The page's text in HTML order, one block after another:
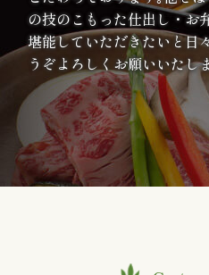
類
か
ら
選
ぶ
の技のこもった仕出し・お
堪能していただきたいと日
うぞよろしくお願いいたし